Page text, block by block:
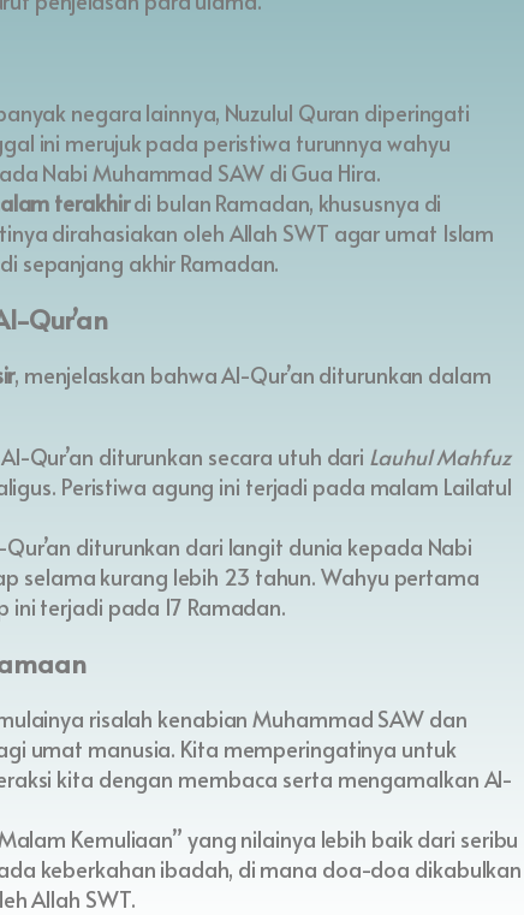
negara lainnya, Nuzulul Quran diperingati
ini merujuk pada peristiwa turunnya wahyu
Nabi Muhammad SAW di Gua Hira.
terakhirdi bulan Ramadan, khususnya di
dirahasiakan oleh Allah SWT agar umat Islam
sepanjang akhir Ramadan.
Qur’an
, menjelaskan bahwa Al-Qur’an diturunkan dalam
Qur’an diturunkan secara utuh dari Lauhul Mahfuz
Peristiwa agung ini terjadi pada malam Lailatul
diturunkan dari langit dunia kepada Nabi
selama kurang lebih 23 tahun. Wahyu pertama
terjadi pada 17 Ramadan.
risalah kenabian Muhammad SAW dan
umat manusia. Kita memperingatinya untuk
kita dengan membaca serta mengamalkan Al-
Kemuliaan” yang nilainya lebih baik dari seribu
keberkahan ibadah, di mana doa-doa dikabulkan
Allah SWT.